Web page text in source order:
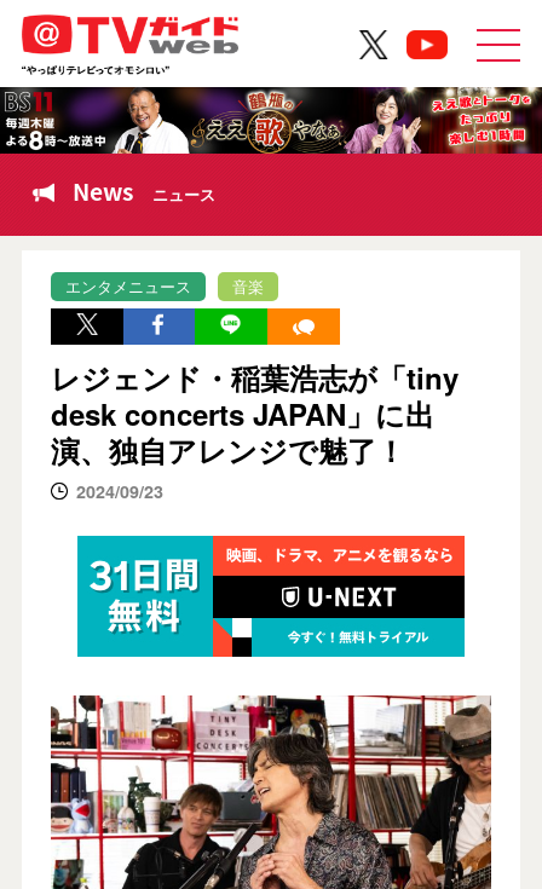
News ニュース
エンタメニュース 音楽
レジェンド・稲葉浩志が「tiny
desk concerts JAPAN」に出
演、独自アレンジで魅了！
2024/09/23